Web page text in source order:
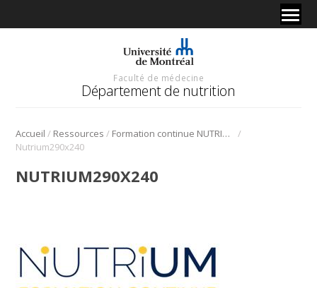
Faculté de médecine
Département de nutrition
Accueil / Ressources / Formation continue NUTRIUM
/
Nutrium290x240
NUTRIUM290X240